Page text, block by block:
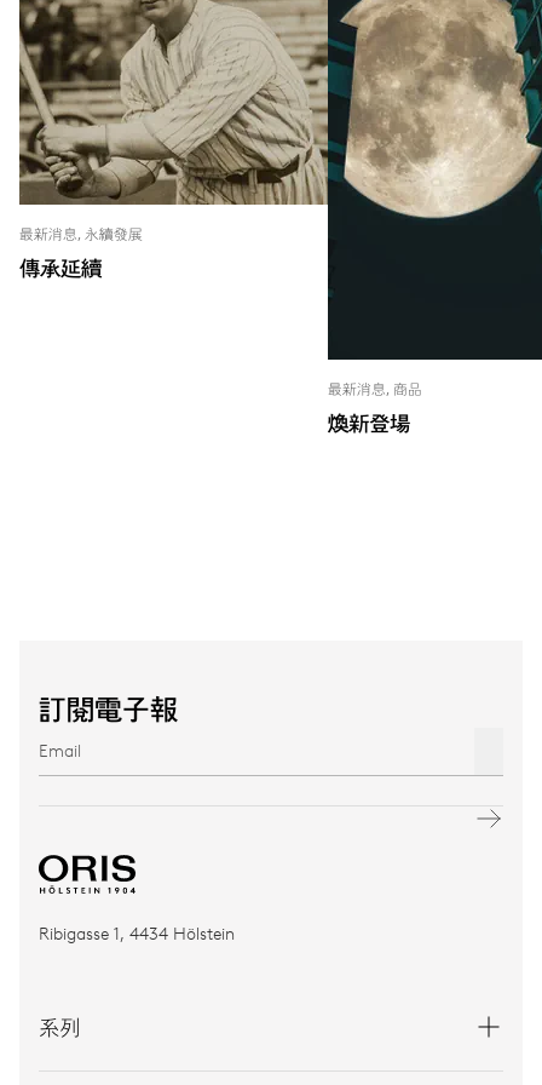
最新消息, 永續發展
傳承延續
最新消息, 商品
煥新登場
訂閱電子報
Ribigasse 1, 4434 Hölstein
系列